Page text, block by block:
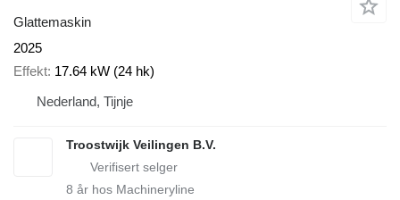
Glattemaskin
2025
Effekt 17.64 kW (24 hk)
Nederland, Tijnje
Troostwijk Veilingen B.V.
8 år hos Machineryline